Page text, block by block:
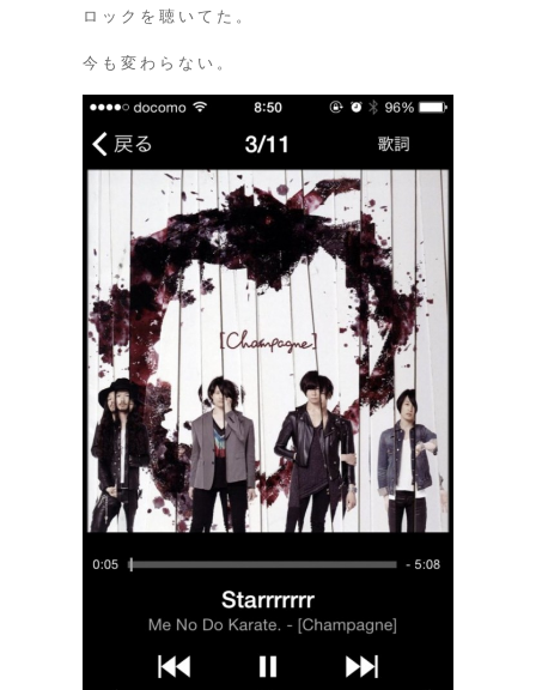
ロックを聴いてた。
今も変わらない。